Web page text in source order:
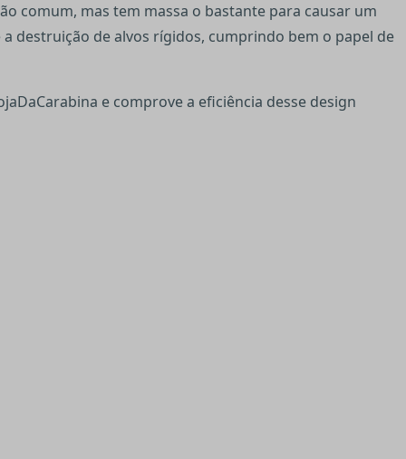
comum, mas tem massa o bastante para causar um
destruição de alvos rígidos, cumprindo bem o papel de
e comprove a eficiência desse design